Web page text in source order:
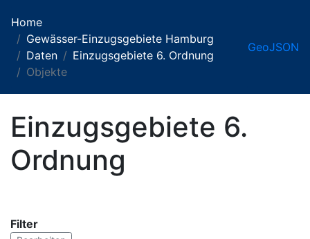
Home
Gewässer-Einzugsgebiete Hamburg
Daten
Einzugsgebiete 6. Ordnung
Objekte
GeoJSON
Einzugsgebiete 6.
Ordnung
Filter